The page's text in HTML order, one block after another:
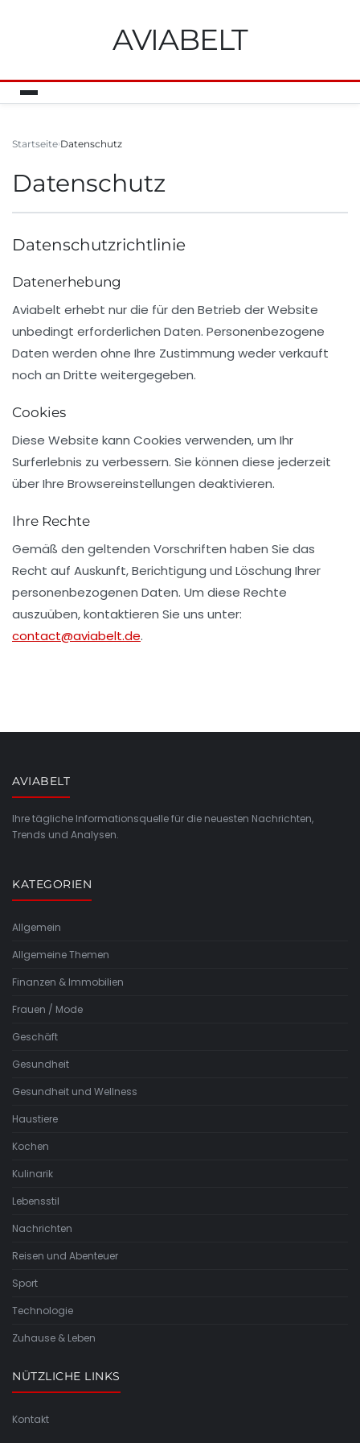
AVIABELT
Startseite Datenschutz
Datenschutz
Datenschutzrichtlinie
Datenerhebung
Aviabelt erhebt nur die für den Betrieb der Website
unbedingt erforderlichen Daten. Personenbezogene
Daten werden ohne Ihre Zustimmung weder verkauft
noch an Dritte weitergegeben.
Cookies
Diese Website kann Cookies verwenden, um Ihr
Surferlebnis zu verbessern. Sie können diese jederzeit
über Ihre Browsereinstellungen deaktivieren.
Ihre Rechte
Gemäß den geltenden Vorschriften haben Sie das
Recht auf Auskunft, Berichtigung und Löschung Ihrer
personenbezogenen Daten. Um diese Rechte
auszuüben, kontaktieren Sie uns unter:
contact@aviabelt.de.
AVIABELT
Ihre tägliche Informationsquelle für die neuesten Nachrichten,
Trends und Analysen.
KATEGORIEN
Allgemein
Allgemeine Themen
Finanzen & Immobilien
Frauen / Mode
Geschäft
Gesundheit
Gesundheit und Wellness
Haustiere
Kochen
Kulinarik
Lebensstil
Nachrichten
Reisen und Abenteuer
Sport
Technologie
Zuhause & Leben
NÜTZLICHE LINKS
Kontakt